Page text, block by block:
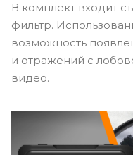
В комплект входит
фильтр.
возможность
и отражений с
видео.